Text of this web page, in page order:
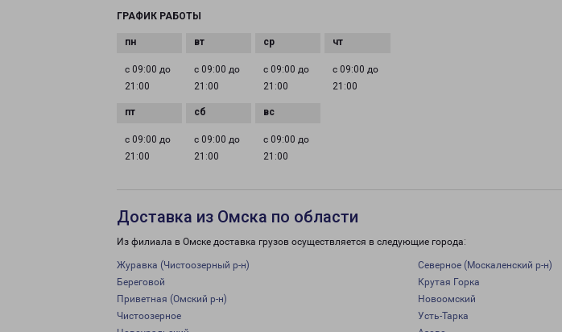
ГРАФИК РАБОТЫ
с 09:00 до
21:00
с 09:00 до
21:00
с 09:00 до
21:00
с 09:00 до
21:00
с 09:00 до
21:00
с 09:00 до
21:00
с 09:00 до
21:00
Доставка из Омска по области
Из филиала в Омске доставка грузов осуществляется в следующие города:
Журавка (Чистоозерный р-н) Северное (Москаленский р-н)
Береговой
Крутая Горка
Приветная (Омский р-н)
Новоомский
Чистоозерное
Усть-Тарка